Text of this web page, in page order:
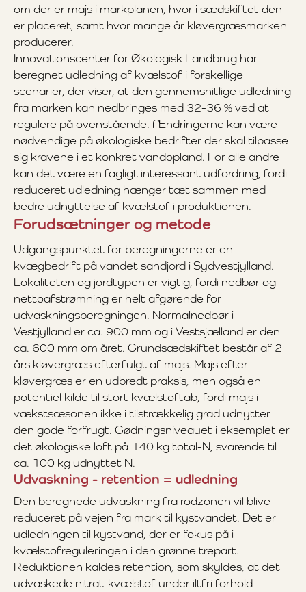
om der er majs i markplanen, hvor i sædskiftet den
er placeret, samt hvor mange år kløvergræsmarken
producerer.
Innovationscenter for Økologisk Landbrug har
beregnet udledning af kvælstof i forskellige
scenarier, der viser, at den gennemsnitlige udledning
fra marken kan nedbringes med 32-36 % ved at
regulere på ovenstående. Ændringerne kan være
nødvendige på økologiske bedrifter der skal tilpasse
sig kravene i et konkret vandopland. For alle andre
kan det være en fagligt interessant udfordring, fordi
reduceret udledning hænger tæt sammen med
bedre udnyttelse af kvælstof i produktionen.
Forudsætninger og metode
Udgangspunktet for beregningerne er en
kvægbedrift på vandet sandjord i Sydvestjylland.
Lokaliteten og jordtypen er vigtig, fordi nedbør og
nettoafstrømning er helt afgørende for
udvaskningsberegningen. Normalnedbør i
Vestjylland er ca. 900 mm og i Vestsjælland er den
ca. 600 mm om året. Grundsædskiftet består af 2
års kløvergræs efterfulgt af majs. Majs efter
kløvergræs er en udbredt praksis, men også en
potentiel kilde til stort kvælstoftab, fordi majs i
vækstsæsonen ikke i tilstrækkelig grad udnytter
den gode forfrugt. Gødningsniveauet i eksemplet er
det økologiske loft på 140 kg total-N, svarende til
ca. 100 kg udnyttet N.
Udvaskning - retention = udledning
Den beregnede udvaskning fra rodzonen vil blive
reduceret på vejen fra mark til kystvandet. Det er
udledningen til kystvand, der er fokus på i
kvælstofreguleringen i den grønne trepart.
Reduktionen kaldes retention, som skyldes, at det
udvaskede nitrat-kvælstof under iltfri forhold